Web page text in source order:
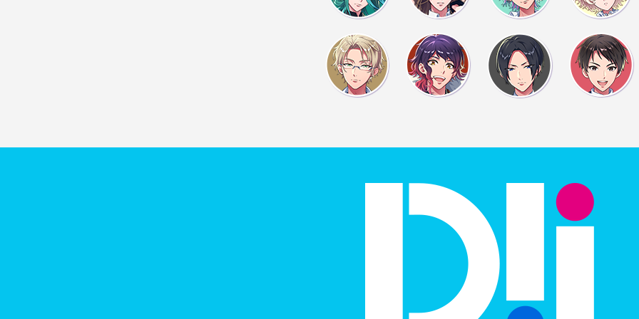
ハリーは？
俺はスカート撲滅派だ
ヒラヒラふわふわして
めくれてしまうような